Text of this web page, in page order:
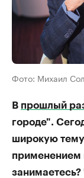
Фото: Михаил
В прошлый
городе".
широкую тему
применением
занимаетесь?